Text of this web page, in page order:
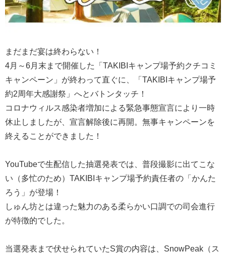
まだまだ宴は終わらない！
4月～6月末まで開催した「TAKIBIキャンプ場予約クチコミ
キャンペーン」が終わって直ぐに、「TAKIBIキャンプ場予
約2周年大感謝祭」へとバトンタッチ！
コロナウィルス感染者増加による緊急事態宣言により一時
休止しましたが、宣言解除後に再開。無事キャンペーンを
終えることができました！
YouTubeで生配信した抽選発表では、普段撮影に出てこな
い（多忙のため）TAKIBIキャンプ場予約責任者の「かんた
ろう」が登場！
しゅん坊とは違った魅力のある柔らかい口調での司会進行
が特徴的でした。
当選発表まで伏せられていたS賞の内容は、SnowPeak（ス